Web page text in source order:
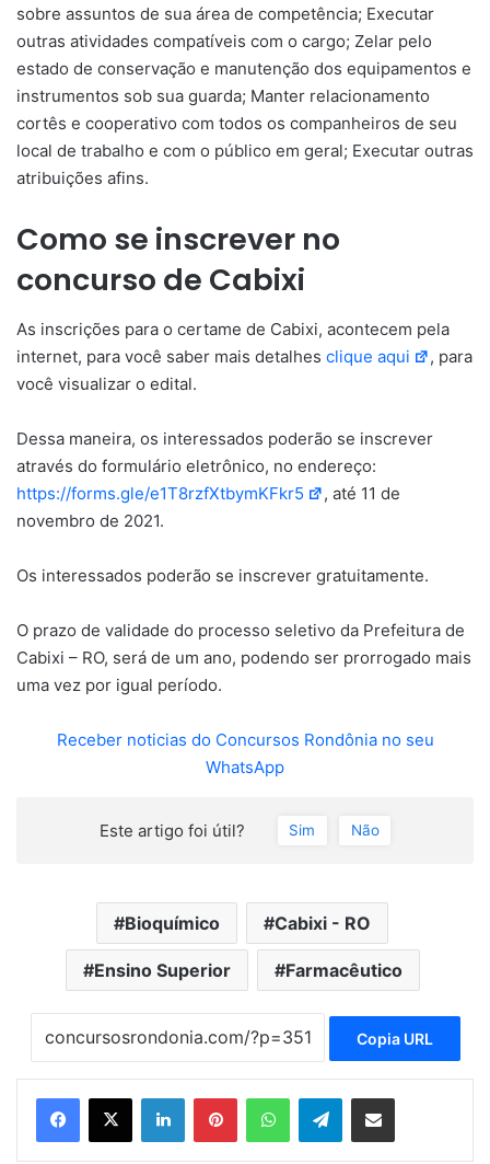
sobre assuntos de sua área de competência; Executar
outras atividades compatíveis com o cargo; Zelar pelo
estado de conservação e manutenção dos equipamentos e
instrumentos sob sua guarda; Manter relacionamento
cortês e cooperativo com todos os companheiros de seu
local de trabalho e com o público em geral; Executar outras
atribuições afins.
Como se inscrever no
concurso de Cabixi
As inscrições para o certame de Cabixi, acontecem pela
internet, para você saber mais detalhes clique aqui
, para
você visualizar o edital.
Dessa maneira, os interessados poderão se inscrever
através do formulário eletrônico, no endereço:
https://forms.gle/e1T8rzfXtbymKFkr5
, até 11 de
novembro de 2021.
Os interessados poderão se inscrever gratuitamente.
O prazo de validade do processo seletivo da Prefeitura de
Cabixi – RO, será de um ano, podendo ser prorrogado mais
uma vez por igual período.
Receber noticias do Concursos Rondônia no seu
WhatsApp
Este artigo foi útil? Sim Não
Bioquímico Cabixi - RO
Ensino Superior Farmacêutico
Copia URL
LinkedinPinterestWhatsAppTelegramCompartilhar via e-mail